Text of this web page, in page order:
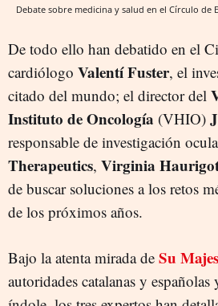
Debate sobre medicina y salud en el Círculo de
De todo ello han debatido en el
cardiólogo Valentí Fuster, el
citado del mundo; el director del
Instituto de Oncología (VHIO)
responsable de investigación
Therapeutics, Virginia
de buscar soluciones a los retos
de los próximos años.
Bajo la atenta mirada de Su
autoridades catalanas y